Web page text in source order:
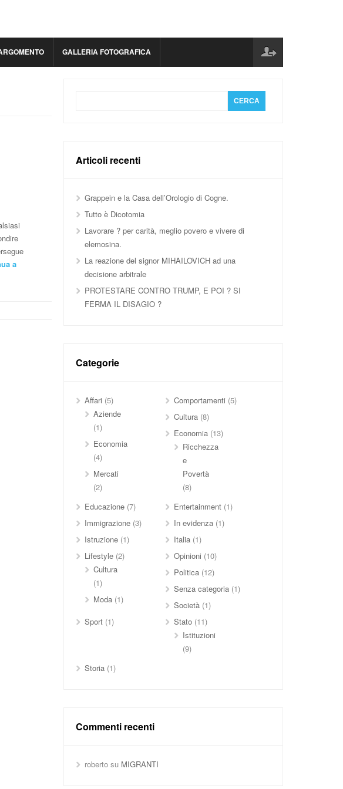
GALLERIA FOTOGRAFICA
a
Articoli recenti
Grappein e la Casa dell’Orologio di Cogne.
Tutto è Dicotomia
Lavorare ? per carità, meglio povero e vivere di
elemosina.
La reazione del signor MIHAILOVICH ad una
decisione arbitrale
PROTESTARE CONTRO TRUMP, E POI ? SI
FERMA IL DISAGIO ?
Categorie
Affari (5)
Aziende
(1)
Economia
(4)
Mercati
(2)
Comportamenti (5)
Cultura (8)
Economia (13)
Ricchezza
e
Povertà
(8)
Educazione(7) Entertainment (1)
Immigrazione(3) In evidenza (1)
Istruzione(1) Italia (1)
Lifestyle(2)
Cultura
(1)
Moda(1)
Opinioni (10)
Politica (12)
Senza categoria (1)
Società (1)
Sport(1) Stato (11)
Istituzioni
(9)
Storia(1)
Commenti recenti
robertosu MIGRANTI